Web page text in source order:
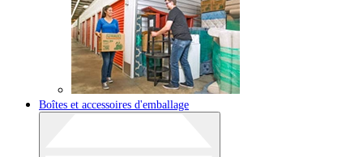
Boîtes et accessoires d'emballage